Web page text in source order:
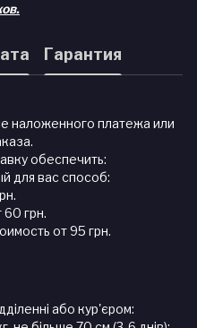
Гарантия
наложенного платежа или
обеспечить:
для вас способ:
грн.
от 95 грн.
або кур'єром: